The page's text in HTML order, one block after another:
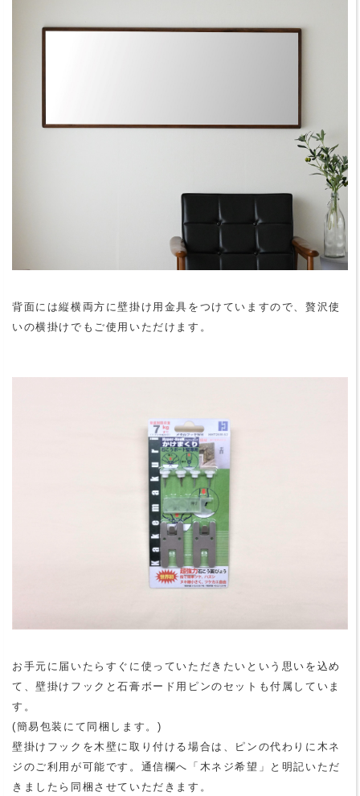
背面には縦横両方に壁掛け用金具をつけていますので、贅沢使
いの横掛けでもご使用いただけます。
お手元に届いたらすぐに使っていただきたいという思いを込め
て、壁掛けフックと石膏ボード用ピンのセットも付属していま
す。
(簡易包装にて同梱します。)
壁掛けフックを木壁に取り付ける場合は、ピンの代わりに木ネ
ジのご利用が可能です。通信欄へ「木ネジ希望」と明記いただ
きましたら同梱させていただきます。